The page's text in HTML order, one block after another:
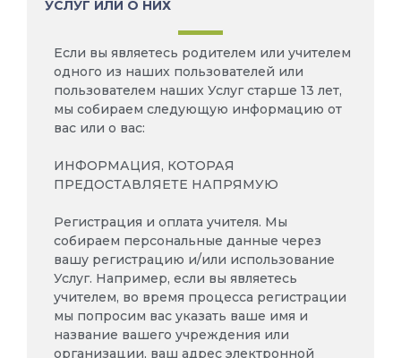
УСЛУГ ИЛИ О НИХ
Если вы являетесь родителем или учителем
одного из наших пользователей или
пользователем наших Услуг старше 13 лет,
мы собираем следующую информацию от
вас или о вас:
ИНФОРМАЦИЯ, КОТОРАЯ
ПРЕДОСТАВЛЯЕТЕ НАПРЯМУЮ
Регистрация и оплата учителя. Мы
собираем персональные данные через
вашу регистрацию и/или использование
Услуг. Например, если вы являетесь
учителем, во время процесса регистрации
мы попросим вас указать ваше имя и
название вашего учреждения или
организации, ваш адрес электронной